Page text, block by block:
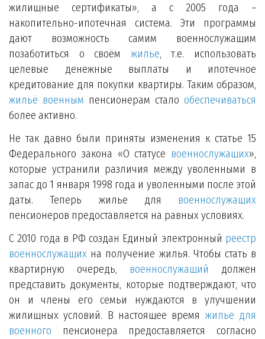
жилищные сертификаты», а с 2005 года –
накопительно-ипотечная система. Эти программы
дают возможность самим военнослужащим
позаботиться о своём жилье, т.е. использовать
целевые денежные выплаты и ипотечное
кредитование для покупки квартиры. Таким образом,
жильё военным пенсионерам стало обеспечиваться
более активно.
Не так давно были приняты изменения к статье 15
Федерального закона «О статусе военнослужащих»,
которые устранили различия между уволенными в
запас до 1 января 1998 года и уволенными после этой
даты. Теперь жилье для военнослужащих
пенсионеров предоставляется на равных условиях.
С 2010 года в РФ создан Единый электронный реестр
военнослужащих на получение жилья. Чтобы стать в
квартирную очередь, военнослужащий должен
представить документы, которые подтверждают, что
он и члены его семьи нуждаются в улучшении
жилищных условий. В настоящее время жилье для
военного пенсионера предоставляется согласно